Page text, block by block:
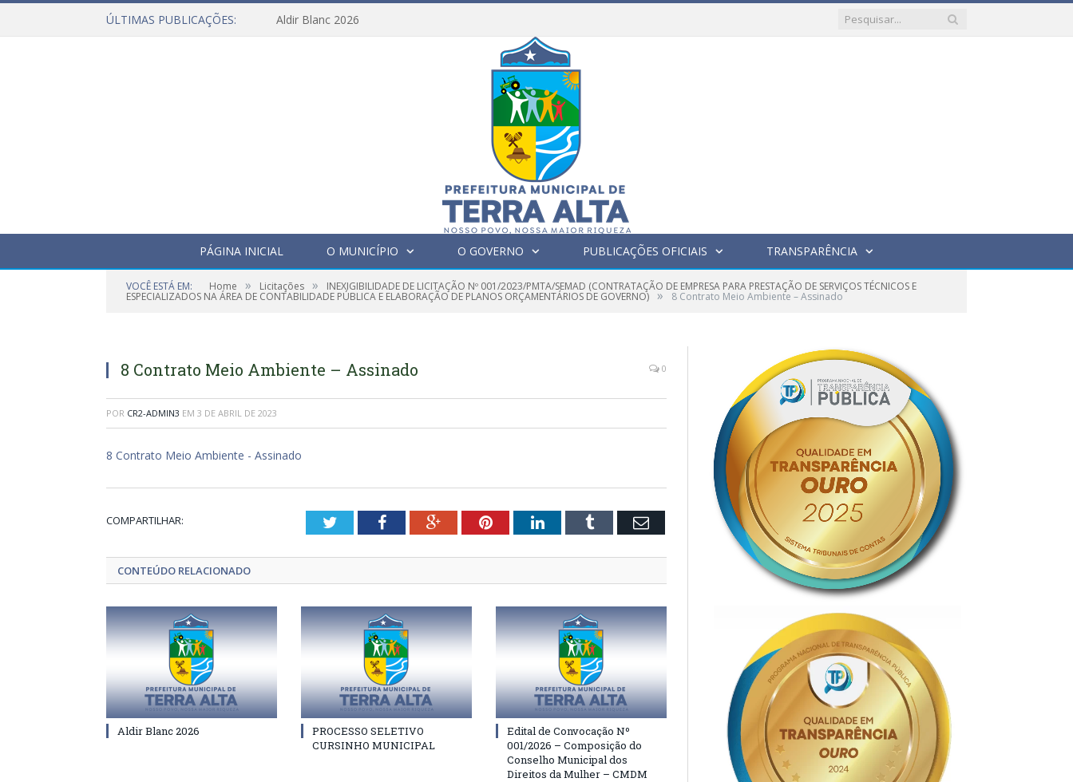
ÚLTIMAS PUBLICAÇÕES: Aldir Blanc 2026
PÁGINA INICIAL O MUNICÍPIO O GOVERNO PUBLICAÇÕES OFICIAIS TRANSPARÊNCIA
VOCÊ ESTÁ EM: Home » Licitações » INEXIGIBILIDADE DE LICITAÇÃO Nº 001/2023/PMTA/SEMAD (CONTRATAÇÃO DE EMPRESA PARA PRESTAÇÃO DE SERVIÇOS TÉCNICOS E
ESPECIALIZADOS NA ÁREA DE CONTABILIDADE PÚBLICA E ELABORAÇÃO DE PLANOS ORÇAMENTÁRIOS DE GOVERNO) » 8 Contrato Meio Ambiente – Assinado
8 Contrato Meio Ambiente – Assinado 0
POR CR2-ADMIN3 EM 3 DE ABRIL DE 2023
8 Contrato Meio Ambiente - Assinado
COMPARTILHAR: TwitterFacebookGoogle+PinterestLinkedInTumblr Email
CONTEÚDO RELACIONADO
Aldir Blanc 2026
PROCESSO SELETIVO
CURSINHO MUNICIPAL
Edital de Convocação Nº
001/2026 – Composição do
Conselho Municipal dos
Direitos da Mulher – CMDM